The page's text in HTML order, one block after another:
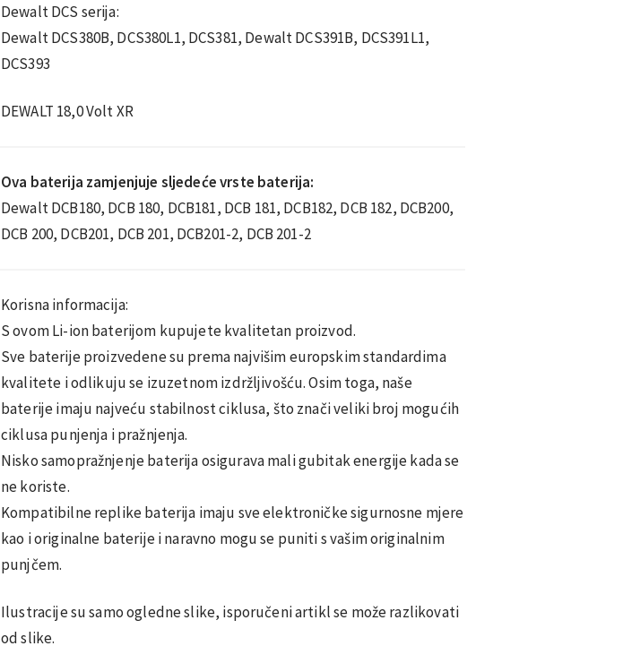
Dewalt DCS serija:
Dewalt DCS380B, DCS380L1, DCS381, Dewalt DCS391B, DCS391L1,
DCS393
DEWALT 18,0 Volt XR
Ova baterija zamjenjuje sljedeće vrste baterija:
Dewalt DCB180, DCB 180, DCB181, DCB 181, DCB182, DCB 182, DCB200,
DCB 200, DCB201, DCB 201, DCB201-2, DCB 201-2
Korisna informacija:
S ovom Li-ion baterijom kupujete kvalitetan proizvod.
Sve baterije proizvedene su prema najvišim europskim standardima
kvalitete i odlikuju se izuzetnom izdržljivošću. Osim toga, naše
baterije imaju najveću stabilnost ciklusa, što znači veliki broj mogućih
ciklusa punjenja i pražnjenja.
Nisko samopražnjenje baterija osigurava mali gubitak energije kada se
ne koriste.
Kompatibilne replike baterija imaju sve elektroničke sigurnosne mjere
kao i originalne baterije i naravno mogu se puniti s vašim originalnim
punjčem.
Ilustracije su samo ogledne slike, isporučeni artikl se može razlikovati
od slike.